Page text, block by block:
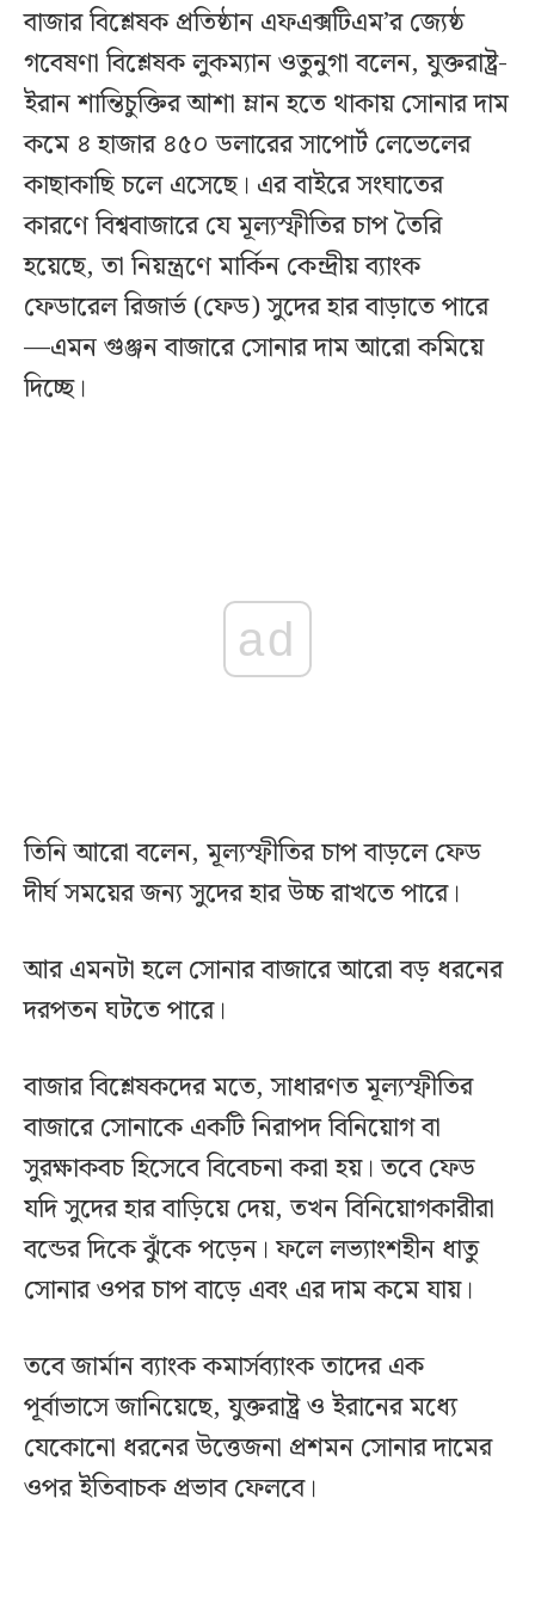
বাজার বিশ্লেষক প্রতিষ্ঠান এফএক্সটিএম’র জ্যেষ্ঠ
গবেষণা বিশ্লেষক লুকম্যান ওতুনুগা বলেন, যুক্তরাষ্ট্র-
ইরান শান্তিচুক্তির আশা ম্লান হতে থাকায় সোনার দাম
কমে ৪ হাজার ৪৫০ ডলারের সাপোর্ট লেভেলের
কাছাকাছি চলে এসেছে। এর বাইরে সংঘাতের
কারণে বিশ্ববাজারে যে মূল্যস্ফীতির চাপ তৈরি
হয়েছে, তা নিয়ন্ত্রণে মার্কিন কেন্দ্রীয় ব্যাংক
ফেডারেল রিজার্ভ (ফেড) সুদের হার বাড়াতে পারে
—এমন গুঞ্জন বাজারে সোনার দাম আরো কমিয়ে
দিচ্ছে।
ad
তিনি আরো বলেন, মূল্যস্ফীতির চাপ বাড়লে ফেড
দীর্ঘ সময়ের জন্য সুদের হার উচ্চ রাখতে পারে।
আর এমনটা হলে সোনার বাজারে আরো বড় ধরনের
দরপতন ঘটতে পারে।
বাজার বিশ্লেষকদের মতে, সাধারণত মূল্যস্ফীতির
বাজারে সোনাকে একটি নিরাপদ বিনিয়োগ বা
সুরক্ষাকবচ হিসেবে বিবেচনা করা হয়। তবে ফেড
যদি সুদের হার বাড়িয়ে দেয়, তখন বিনিয়োগকারীরা
বন্ডের দিকে ঝুঁকে পড়েন। ফলে লভ্যাংশহীন ধাতু
সোনার ওপর চাপ বাড়ে এবং এর দাম কমে যায়।
তবে জার্মান ব্যাংক কমার্সব্যাংক তাদের এক
পূর্বাভাসে জানিয়েছে, যুক্তরাষ্ট্র ও ইরানের মধ্যে
যেকোনো ধরনের উত্তেজনা প্রশমন সোনার দামের
ওপর ইতিবাচক প্রভাব ফেলবে।